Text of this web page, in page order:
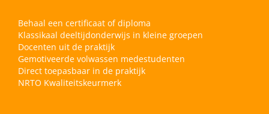
Behaal een certificaat of diploma
Klassikaal deeltijdonderwijs in kleine groepen
Docenten uit de praktijk
Gemotiveerde volwassen medestudenten
Direct toepasbaar in de praktijk
NRTO Kwaliteitskeurmerk